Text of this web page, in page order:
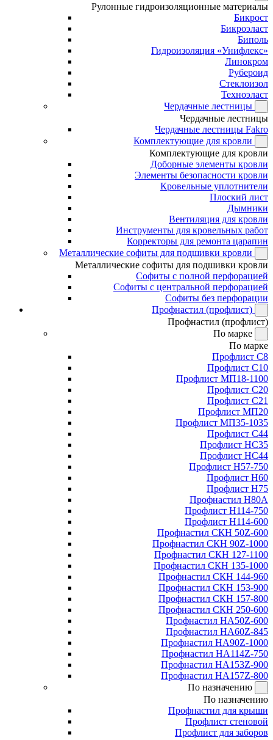
Рулонные гидроизоляционные материалы
Бикрост
Бикроэласт
Биполь
Гидроизоляция «Унифлекс»
Линокром
Рубероид
Стеклоизол
Техноэласт
Чердачные лестницы
Чердачные лестницы
Чердачные лестницы Fakro
Комплектующие для кровли
Комплектующие для кровли
Доборные элементы кровли
Элементы безопасности кровли
Кровельные уплотнители
Плоский лист
Дымники
Вентиляция для кровли
Инструменты для кровельных работ
Корректоры для ремонта царапин
Металлические софиты для подшивки кровли
Металлические софиты для подшивки кровли
Софиты с полной перфорацией
Софиты с центральной перфорацией
Софиты без перфорации
Профнастил (профлист)
Профнастил (профлист)
По марке
По марке
Профлист С8
Профлист С10
Профлист МП18-1100
Профлист С20
Профлист С21
Профлист МП20
Профлист МП35-1035
Профлист С44
Профлист НС35
Профлист НС44
Профлист Н57-750
Профлист Н60
Профлист Н75
Профнастил Н80А
Профлист Н114-750
Профлист Н114-600
Профнастил СКН 50Z-600
Профнастил СКН 90Z-1000
Профнастил СКН 127-1100
Профнастил СКН 135-1000
Профнастил СКН 144-960
Профнастил СКН 153-900
Профнастил СКН 157-800
Профнастил СКН 250-600
Профнастил НА50Z-600
Профнастил НА60Z-845
Профнастил НА90Z-1000
Профнастил НА114Z-750
Профнастил НА153Z-900
Профнастил НА157Z-800
По назначению
По назначению
Профнастил для крыши
Профлист стеновой
Профлист для заборов